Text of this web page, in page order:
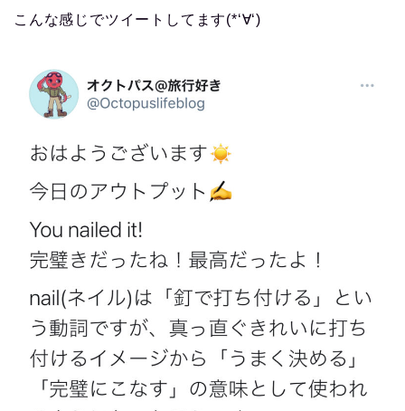
こんな感じでツイートしてます(*‘∀‘)